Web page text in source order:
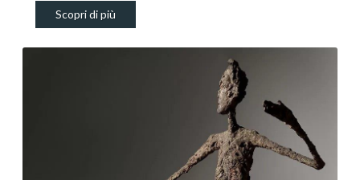
Scopri di più